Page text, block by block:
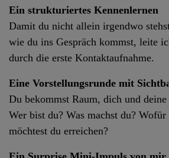
Ein strukturiertes Kennenlernen
Damit du nicht allein irgendwo
wie du ins Gespräch kommst, leite
durch die erste Kontaktaufnahme.
Eine Vorstellungsrunde mit
Du bekommst Raum, dich und
Wer bist du? Was machst du? Wofür
möchtest du erreichen?